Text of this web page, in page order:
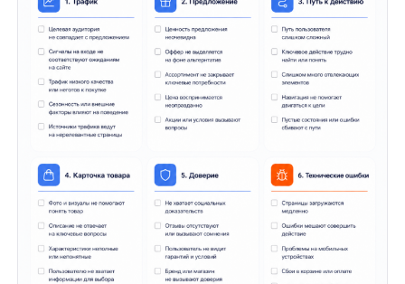
CRM;
рекламные кабинеты;
e-commerce analytics;
данные CMS или платформы интернет-
магазина;
внутренние отчёты по заявкам, заказам
и оплатам.
посчитать конверсию сайта в заявку, нужны данные
о посетителях и отправленных формах. Если
нужно считать конверсию лидов в продажу,
понадобится CRM. Если задача связана
с рекламой, часть данных может быть в рекламном
кабинете и веб-аналитике.